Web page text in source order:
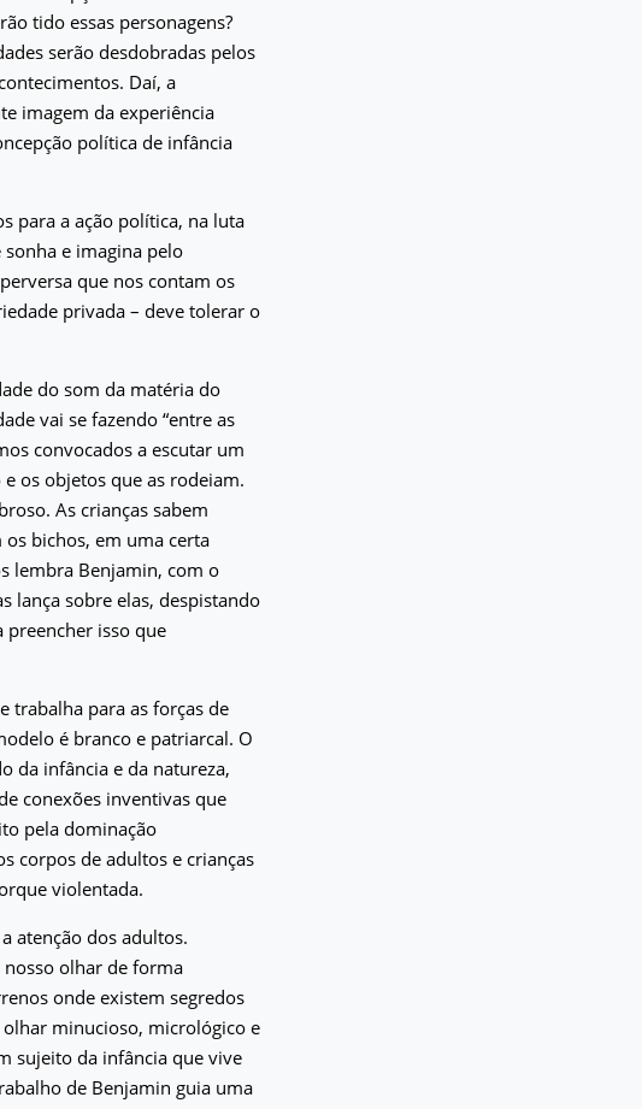
tido essas personagens?
serão desdobradas pelos
Daí, a
imagem da experiência
política de infância
para a ação política, na luta
e imagina pelo
que nos contam os
privada – deve tolerar o
do som da matéria do
vai se fazendo “entre as
convocados a escutar um
os objetos que as rodeiam.
As crianças sabem
bichos, em uma certa
lembra Benjamin, com o
lança sobre elas, despistando
preencher isso que
trabalha para as forças de
é branco e patriarcal. O
da infância e da natureza,
conexões inventivas que
pela dominação
corpos de adultos e crianças
violentada.
atenção dos adultos.
olhar de forma
onde existem segredos
minucioso, micrológico e
sujeito da infância que vive
de Benjamin guia uma